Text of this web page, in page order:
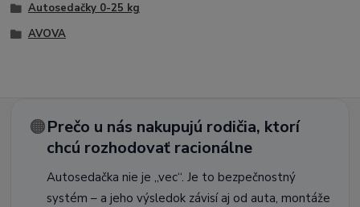
Autosedačky 0-25 kg
AVOVA
🟠Prečo u nás nakupujú rodičia, ktorí
chcú rozhodovať racionálne
Autosedačka nie je „vec“. Je to bezpečnostný
systém – a jeho výsledok závisí aj od auta, montáže